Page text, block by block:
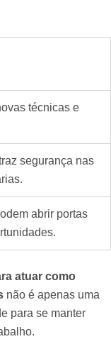
técnicas e
segurança nas
abrir portas
atuar como
não é apenas uma
para se manter